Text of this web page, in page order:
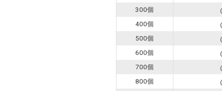
300個
400個
500個
600個
700個
800個